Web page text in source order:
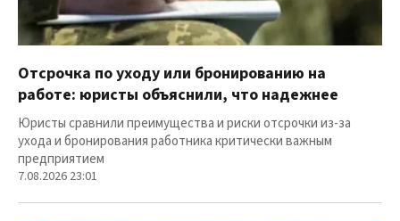
Отсрочка по уходу или бронированию на
работе: юристы объяснили, что надежнее
Юристы сравнили преимущества и риски отсрочки из-за
ухода и бронирования работника критически важным
предприятием
7.08.2026 23:01